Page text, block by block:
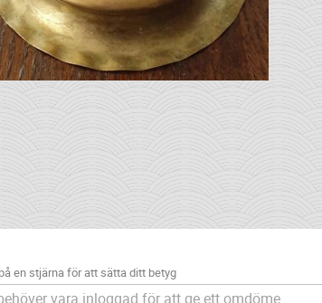
en stjärna för att sätta ditt betyg